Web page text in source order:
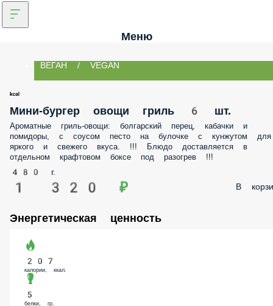
Меню
ВЕГАН / VEGAN
Мини-бургер овощи гриль 6 шт.
Ароматные гриль-овощи: болгарский перец, кабачки и
помидоры, с соусом песто на булочке с кунжутом для
яркого и свежего вкуса. !!! Блюдо доставляется в
отдельном крафтовом боксе под разогрев !!!
480 г.
1 320 ₽ В
Энергетическая ценность
207
калории, ккал.
5
белки, гр.